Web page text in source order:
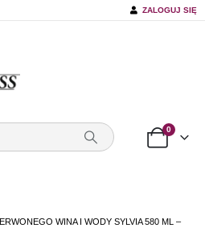
ZALOGUJ SIĘ
0
WINA I WODY SYLVIA 580 ML –